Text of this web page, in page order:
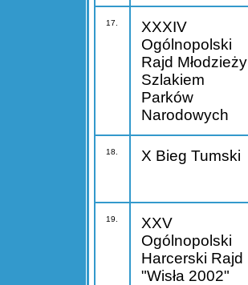
17.
XXXIV
Ogólnopolski
Rajd Młodzieży
Szlakiem
Parków
Narodowych
18. X Bieg Tumski
19.
XXV
Ogólnopolski
Harcerski Rajd
"Wisła 2002"